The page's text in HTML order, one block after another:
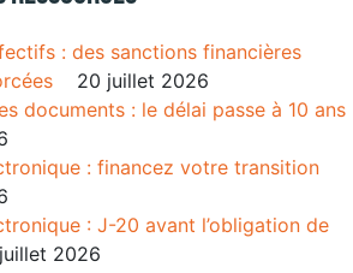
: des sanctions financières
20 juillet 2026
documents : le délai passe à 10 ans
: financez votre transition
: J-20 avant l’obligation de
2026